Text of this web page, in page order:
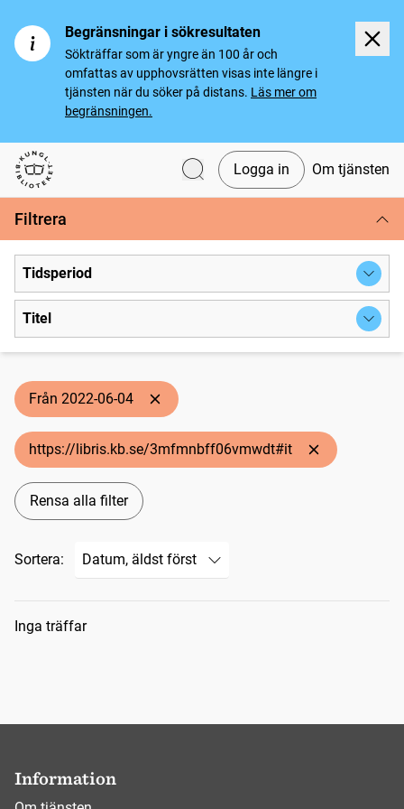
Begränsningar i sökresultaten
Sökträffar som är yngre än 100 år och
omfattas av upphovsrätten visas inte längre i
tjänsten när du söker på distans. Läs mer om
begränsningen.
Svenska tidningar
Logga in Om tjänsten
Filtrera
Tidsperiod
Titel
Från 2022-06-04
https://libris.kb.se/3mfmnbff06vmwdt#it
Rensa alla filter
Sortera:
Sökresultat
Inga träffar
Information